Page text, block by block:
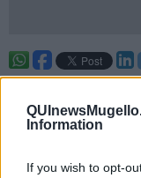
Information
If you wish to opt-
Ecco le opportunità
provincia per la
2026), lavori a tempo